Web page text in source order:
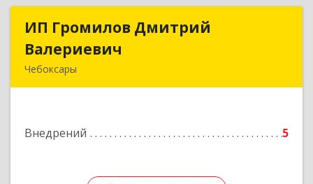
ИП Громилов Дмитрий
Валериевич
Чебоксары
Внедрений 5
ИП Громилов Дмитрий
Подробнее